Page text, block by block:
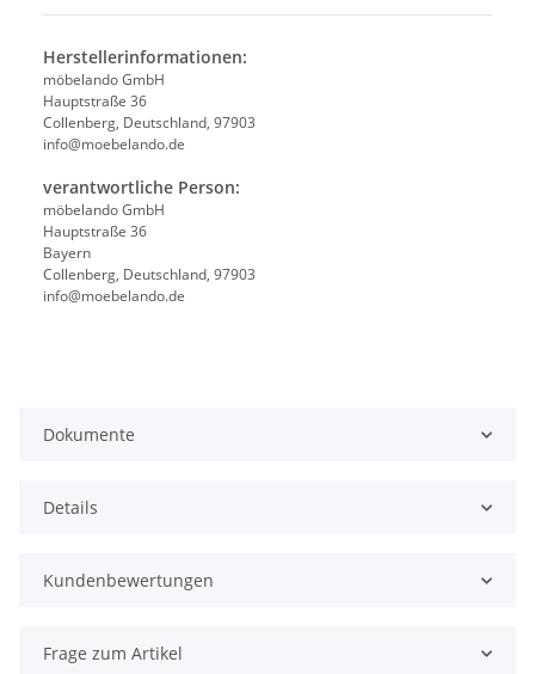
Herstellerinformationen:
möbelando GmbH
Hauptstraße 36
Collenberg, Deutschland, 97903
info@moebelando.de
verantwortliche Person:
möbelando GmbH
Hauptstraße 36
Bayern
Collenberg, Deutschland, 97903
info@moebelando.de
Dokumente
Details
Kundenbewertungen
Frage zum Artikel